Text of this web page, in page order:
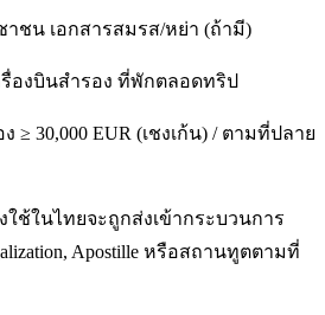
าชน เอกสารสมรส/หย่า (ถ้ามี)
รื่องบินสำรอง ที่พักตลอดทริป
≥ 30,000 EUR (เชงเก้น) / ตามที่ปลาย
ใช้ในไทยจะถูกส่งเข้ากระบวนการ
Apostille หรือสถานทูตตามที่